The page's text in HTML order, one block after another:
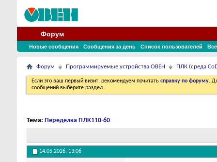
Форум
Новые сообщения Сообщения за день Список пользователей
Форум Программируемые устройства ОВЕН ПЛК (среда
Если это ваш первый визит, рекомендуем почитать справку по форуму.
сообщений выберите раздел.
Тема: Переделка ПЛК110-60
14.05.2026, 13:06